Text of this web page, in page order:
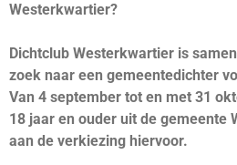
Westerkwartier?
Dichtclub Westerkwartier is
zoek naar een gemeentedichter
Van 4 september tot en met 31
18 jaar en ouder uit de gemeente
aan de verkiezing hiervoor.